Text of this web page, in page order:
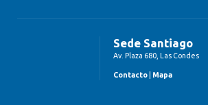
Sede Santiago
Av. Plaza 680, Las Condes
Contacto Mapa